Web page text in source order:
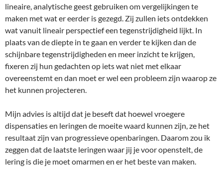
lineaire, analytische geest gebruiken om vergelijkingen te
maken met wat er eerder is gezegd. Zij zullen iets ontdekken
wat vanuit lineair perspectief een tegenstrijdigheid lijkt. In
plaats van de diepte in te gaan en verder te kijken dan de
schijnbare tegenstrijdigheden en meer inzicht te krijgen,
fixeren zij hun gedachten op iets wat niet met elkaar
overeenstemt en dan moet er wel een probleem zijn waarop ze
het kunnen projecteren.
Mijn advies is altijd dat je beseft dat hoewel vroegere
dispensaties en leringen de moeite waard kunnen zijn, ze het
resultaat zijn van progressieve openbaringen. Daarom zou ik
zeggen dat de laatste leringen waar jij je voor openstelt, de
lering is die je moet omarmen en er het beste van maken.